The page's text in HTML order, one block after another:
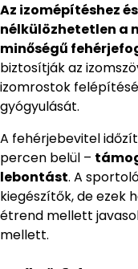
Az izomépítéshez
nélkülözhetetlen a
minőségű
biztosítják az
izomrostok
gyógyulását.
A fehérjebevitel
percen belül –
lebontást. A
kiegészítők, de ezek
étrend mellett
mellett.